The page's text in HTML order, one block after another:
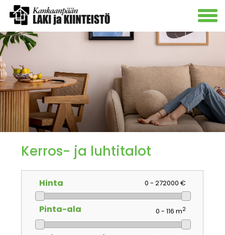
Kerros- ja luhtitalot
Hinta 0 - 272000 €
Pinta-ala 0 - 116 m2